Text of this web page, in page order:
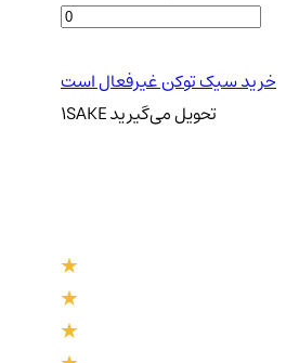
خرید سیک توکن غیرفعال است
1SAKE تحویلمی‌گیرید